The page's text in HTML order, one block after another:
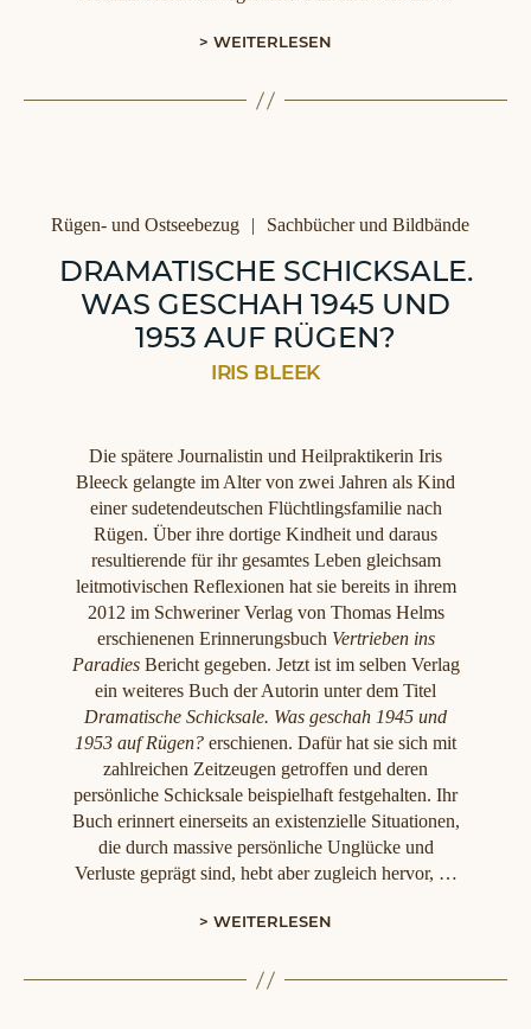
> WEITERLESEN
Kategorien
Rügen- und Ostseebezug Sachbücher und Bildbände
DRAMATISCHE SCHICKSALE.
WAS GESCHAH 1945 UND
1953 AUF RÜGEN?
IRIS BLEEK
Die spätere Journalistin und Heilpraktikerin Iris
Bleeck gelangte im Alter von zwei Jahren als Kind
einer sudetendeutschen Flüchtlingsfamilie nach
Rügen. Über ihre dortige Kindheit und daraus
resultierende für ihr gesamtes Leben gleichsam
leitmotivischen Reflexionen hat sie bereits in ihrem
2012 im Schweriner Verlag von Thomas Helms
erschienenen Erinnerungsbuch Vertrieben ins
ParadiesBericht gegeben. Jetzt ist im selben Verlag
ein weiteres Buch der Autorin unter dem Titel
Dramatische Schicksale. Was geschah 1945 und
1953 auf Rügen? erschienen. Dafür hat sie sich mit
zahlreichen Zeitzeugen getroffen und deren
persönliche Schicksale beispielhaft festgehalten. Ihr
Buch erinnert einerseits an existenzielle Situationen,
die durch massive persönliche Unglücke und
Verluste geprägt sind, hebt aber zugleich hervor, …
> WEITERLESEN